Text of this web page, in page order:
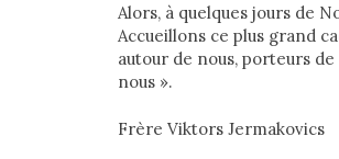
Alors, à quelques jours de
Accueillons ce plus grand
autour de nous, porteurs
nous ».
Frère Viktors Jermakovics